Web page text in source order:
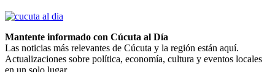
Mantente informado con Cúcuta al Día
Las noticias más relevantes de Cúcuta y la región están aquí.
Actualizaciones sobre política, economía, cultura y eventos locales
en un solo lugar.